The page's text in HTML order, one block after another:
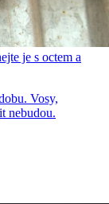
je s octem a
Vosy,
nebudou.